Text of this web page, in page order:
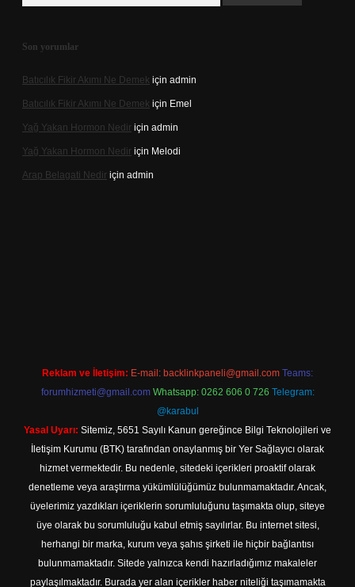
Son yorumlar
Batıcılık Fikir Akımı Ne Demek için admin
Batıcılık Fikir Akımı Ne Demek için Emel
Yağ Yakan Hormon Nedir için admin
Yağ Yakan Hormon Nedir için Melodi
Arap Belagati Nedir için admin
Reklam ve İletişim: E-mail: backlinkpaneli@gmail.com Teams:
forumhizmeti@gmail.com Whatsapp: 0262 606 0 726 Telegram:
@karabul
Yasal Uyarı: Sitemiz, 5651 Sayılı Kanun gereğince Bilgi Teknolojileri ve
İletişim Kurumu (BTK) tarafından onaylanmış bir Yer Sağlayıcı olarak
hizmet vermektedir. Bu nedenle, sitedeki içerikleri proaktif olarak
denetleme veya araştırma yükümlülüğümüz bulunmamaktadır. Ancak,
üyelerimiz yazdıkları içeriklerin sorumluluğunu taşımakta olup, siteye
üye olarak bu sorumluluğu kabul etmiş sayılırlar. Bu internet sitesi,
herhangi bir marka, kurum veya şahıs şirketi ile hiçbir bağlantısı
bulunmamaktadır. Sitede yalnızca kendi hazırladığımız makaleler
paylaşılmaktadır. Burada yer alan içerikler haber niteliği taşımamakta